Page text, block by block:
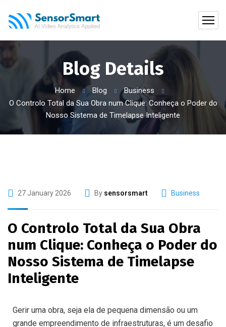
Blog Details
Home Blog
Business
O Controlo Total da Sua Obra num Clique: Conheça o Poder do
Nosso Sistema de Timelapse Inteligente
27 January 2026 By sensorsmart Business
O Controlo Total da Sua Obra
num Clique: Conheça o Poder do
Nosso Sistema de Timelapse
Inteligente
Gerir uma obra, seja ela de pequena dimensão ou um
grande empreendimento de infraestruturas, é um desafio